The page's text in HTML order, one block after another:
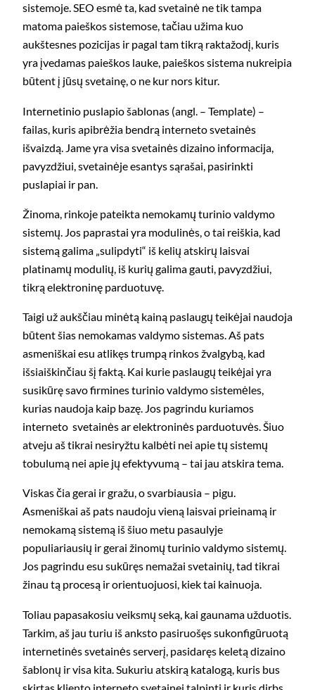
sistemoje. SEO esmė ta, kad svetainė ne tik tampa
matoma paieškos sistemose, tačiau užima kuo
aukštesnes pozicijas ir pagal tam tikrą raktažodį, kuris
yra įvedamas paieškos lauke, paieškos sistema nukreipia
būtent į jūsų svetainę, o ne kur nors kitur.
Internetinio puslapio šablonas (angl. – Template) –
failas, kuris apibrėžia bendrą interneto svetainės
išvaizdą. Jame yra visa svetainės dizaino informacija,
pavyzdžiui, svetainėje esantys sąrašai, pasirinkti
puslapiai ir pan.
Žinoma, rinkoje pateikta nemokamų turinio valdymo
sistemų. Jos paprastai yra modulinės, o tai reiškia, kad
sistemą galima „sulipdyti“ iš kelių atskirų laisvai
platinamų modulių, iš kurių galima gauti, pavyzdžiui,
tikrą elektroninę parduotuvę.
Taigi už aukščiau minėtą kainą paslaugų teikėjai naudoja
būtent šias nemokamas valdymo sistemas. Aš pats
asmeniškai esu atlikęs trumpą rinkos žvalgybą, kad
išsiaiškinčiau šį faktą. Kai kurie paslaugų teikėjai yra
susikūrę savo firmines turinio valdymo sistemėles,
kurias naudoja kaip bazę. Jos pagrindu kuriamos
interneto svetainės ar elektroninės parduotuvės. Šiuo
atveju aš tikrai nesiryžtu kalbėti nei apie tų sistemų
tobulumą nei apie jų efektyvumą – tai jau atskira tema.
Viskas čia gerai ir gražu, o svarbiausia – pigu.
Asmeniškai aš pats naudoju vieną laisvai prieinamą ir
nemokamą sistemą iš šiuo metu pasaulyje
populiariausių ir gerai žinomų turinio valdymo sistemų.
Jos pagrindu esu sukūręs nemažai svetainių, tad tikrai
žinau tą procesą ir orientuojuosi, kiek tai kainuoja.
Toliau papasakosiu veiksmų seką, kai gaunama užduotis.
Tarkim, aš jau turiu iš anksto pasiruošęs sukonfigūruotą
internetinės svetainės serverį, pasidaręs keletą dizaino
šablonų ir visa kita. Sukuriu atskirą katalogą, kuris bus